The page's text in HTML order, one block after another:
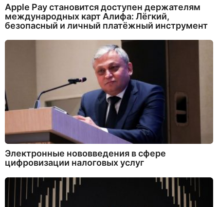
Apple Pay становится доступен держателям
международных карт Алифа: Лёгкий,
безопасный и личный платёжный инструмент
Электронные нововведения в сфере
цифровизации налоговых услуг